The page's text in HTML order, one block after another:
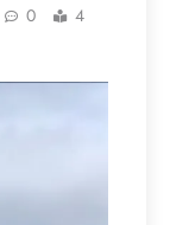
0
4